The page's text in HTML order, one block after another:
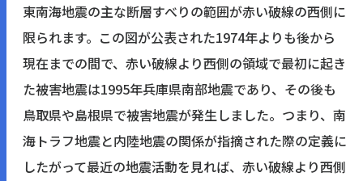
東南海地震の主な断層すべりの範囲が赤い破線の西側に
限られます。この図が公表された1974年よりも後から
現在までの間で、赤い破線より西側の領域で最初に起き
た被害地震は1995年兵庫県南部地震であり、その後も
鳥取県や島根県で被害地震が発生しました。つまり、南
海トラフ地震と内陸地震の関係が指摘された際の定義に
したがって最近の地震活動を見れば、赤い破線より西側